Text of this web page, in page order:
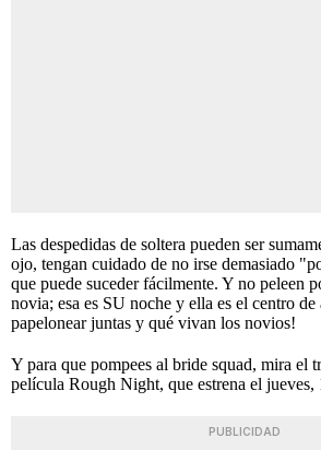
Las despedidas de soltera pueden ser
ojo, tengan cuidado de no irse demasiado
que puede suceder fácilmente. Y no peleen
novia; esa es SU noche y ella es el centro de
papelonear juntas y qué vivan los novios!
Y para que pompees al bride squad, mira el
película Rough Night, que estrena el jueves,
PUBLICIDAD